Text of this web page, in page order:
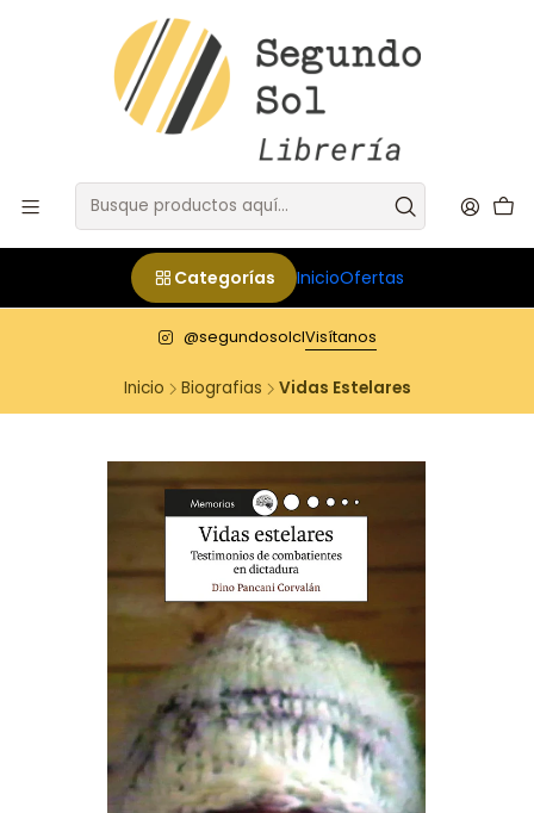
Categorías InicioOfertas
@segundosolclVisítanos
Inicio Biografias Vidas Estelares